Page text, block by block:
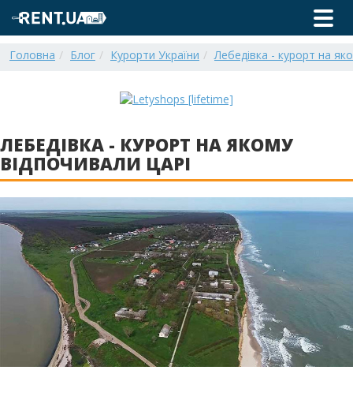
Головна Блог Курорти України Лебедівка - курорт на
ЛЕБЕДІВКА - КУРОРТ НА ЯКОМУ
ВІДПОЧИВАЛИ ЦАРІ